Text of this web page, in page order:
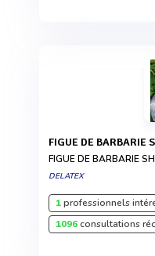
FIGUE DE BARBARIE
FIGUE DE BARBARIE
DELATEX
1professionnels
1096consultations